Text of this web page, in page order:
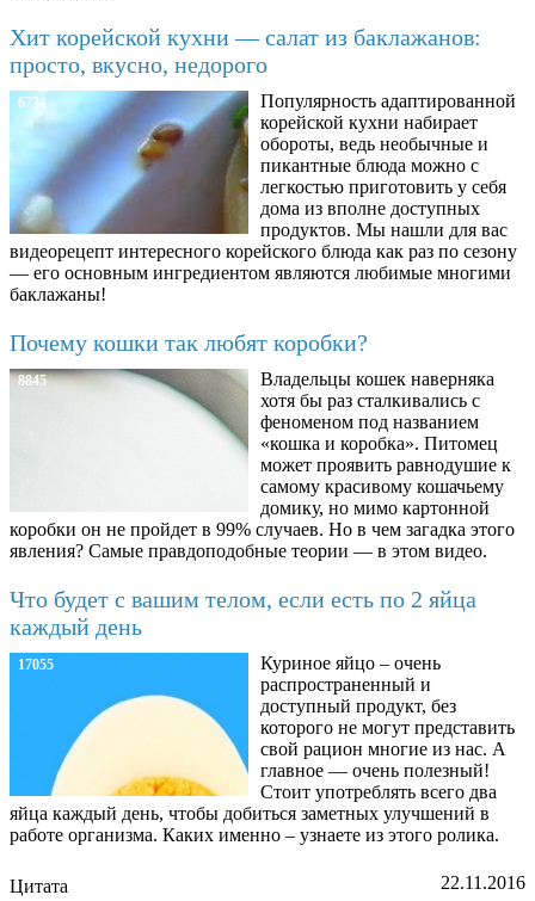
Хит корейской кухни — салат из баклажанов:
просто, вкусно, недорого
6734
Популярность адаптированной
корейской кухни набирает
обороты, ведь необычные и
пикантные блюда можно с
легкостью приготовить у себя
дома из вполне доступных
продуктов. Мы нашли для вас
видеорецепт интересного корейского блюда как раз по сезону
— его основным ингредиентом являются любимые многими
баклажаны!
Почему кошки так любят коробки?
8845
Владельцы кошек наверняка
хотя бы раз сталкивались с
феноменом под названием
«кошка и коробка». Питомец
может проявить равнодушие к
самому красивому кошачьему
домику, но мимо картонной
коробки он не пройдет в 99% случаев. Но в чем загадка этого
явления? Самые правдоподобные теории — в этом видео.
Что будет с вашим телом, если есть по 2 яйца
каждый день
17055
Куриное яйцо – очень
распространенный и
доступный продукт, без
которого не могут представить
свой рацион многие из нас. А
главное — очень полезный!
Стоит употреблять всего два
яйца каждый день, чтобы добиться заметных улучшений в
работе организма. Каких именно – узнаете из этого ролика.
22.11.2016
Цитата